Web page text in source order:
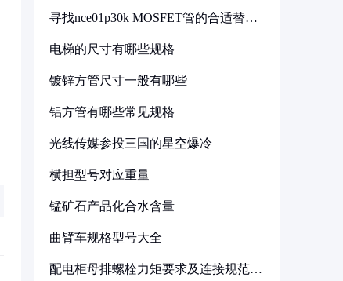
寻找nce01p30k MOSFET管的合适替代
电梯的尺寸有哪些规格
镀锌方管尺寸一般有哪些
铝方管有哪些常见规格
光线传媒参投三国的星空爆冷
横担型号对应重量
锰矿石产品化合水含量
曲臂车规格型号大全
配电柜母排螺栓力矩要求及连接规范详